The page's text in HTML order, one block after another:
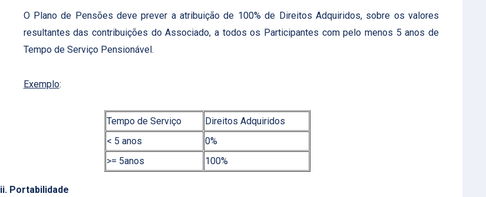
O Plano de Pensões deve prever a atribuição de 100% de Direitos Adquiridos, sobre os valores
resultantes das contribuições do Associado, a todos os Participantes com pelo menos 5 anos de
Tempo de Serviço Pensionável.
Exemplo:
Tempo de Serviço
Direitos Adquiridos
< 5 anos
0%
>= 5anos
100%
ii. Portabilidade